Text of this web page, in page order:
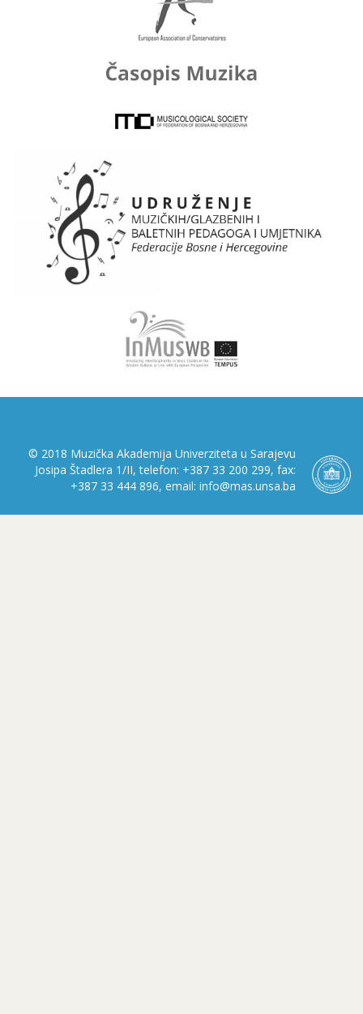
© 2018 Muzička Akademija Univerziteta u Sarajevu
Josipa Štadlera 1/II, telefon: +387 33 200 299, fax:
+387 33 444 896, email: info@mas.unsa.ba